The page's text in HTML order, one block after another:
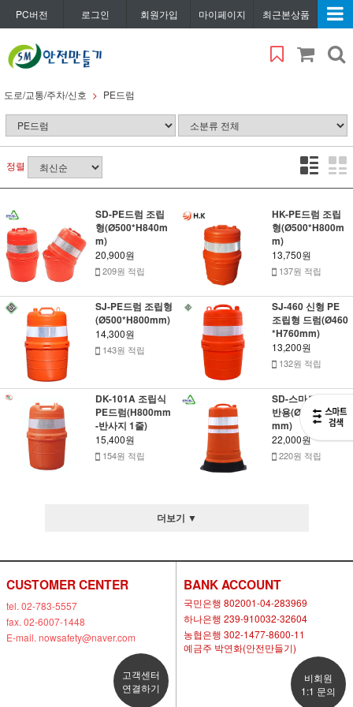
PC버전 로그인 회원가입 마이페이지 최근본상품
도로/교통/주차/신호 PE드럼
정렬
SD-PE드럼 조립
형(Ø500*H840m
m)
20,900원
209원 적립
HK-PE드럼 조립
형(Ø500*H800m
m)
13,750원
137원 적립
SJ-PE드럼 조립형
(Ø500*H800mm)
14,300원
143원 적립
SJ-460 신형 PE
조립형 드럼(Ø460
*H760mm)
13,200원
132원 적립
DK-101A 조립식
PE드럼(H800mm
-반사지 1줄)
15,400원
154원 적립
SD-스마트드럼 일
반용(Ø350*H800
mm)
22,000원
220원 적립
더보기 ▼
CUSTOMER CENTER
tel. 02-783-5557
fax. 02-6007-1448
E-mail. nowsafety@naver.com
고객센터
연결하기
BANK ACCOUNT
국민은행 802001-04-283969
하나은행 239-910032-32604
농협은행 302-1477-8600-11
예금주 박연화(안전만들기)
비회원
1:1 문의